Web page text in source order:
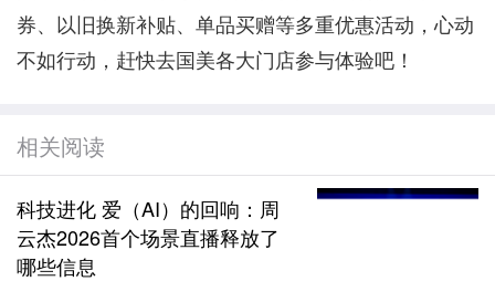
券、以旧换新补贴、单品买赠等多重优惠活动，心动
不如行动，赶快去国美各大门店参与体验吧！
相关阅读
科技进化 爱（AI）的回响：周
云杰2026首个场景直播释放了
哪些信息